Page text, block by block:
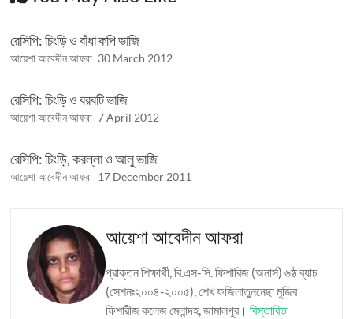
রেসিপি: চিংড়ি ও বাঁধা কপি ভাজি
আয়েশা আবেদীন আফরা 30 March 2012
রেসিপি: চিংড়ি ও বরবটি ভাজি
আয়েশা আবেদীন আফরা 7 April 2012
রেসিপি: চিংড়ি, করল্লা ও আলু ভাজি
আয়েশা আবেদীন আফরা 17 December 2011
আয়েশা আবেদীন আফরা
প্রাক্তন শিক্ষার্থী, বি.এস-সি. ফিশারিজ (অনার্স) ৬ষ্ঠ ব্যাচ
(সেশনঃ২০০৪-২০০৫), শেখ ফজিলাতুননেছা মুজিব
ফিশারীজ কলেজ মেলান্দহ, জামালপুর।বিস্তারিত